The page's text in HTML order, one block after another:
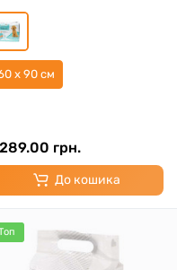
x 90 см
грн.
До кошика